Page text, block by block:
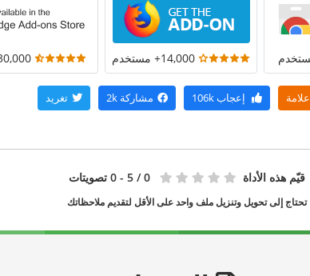
14,000+ مستخدم 30,000+
علامة إعجاب مشاركة 2k تغريد
قيّم هذه الأداة 0 / 5 - 0 تصويتات
تحتاج إلى تحويل وتنزيل ملف واحد على الأقل لتقديم ملاحظاتك